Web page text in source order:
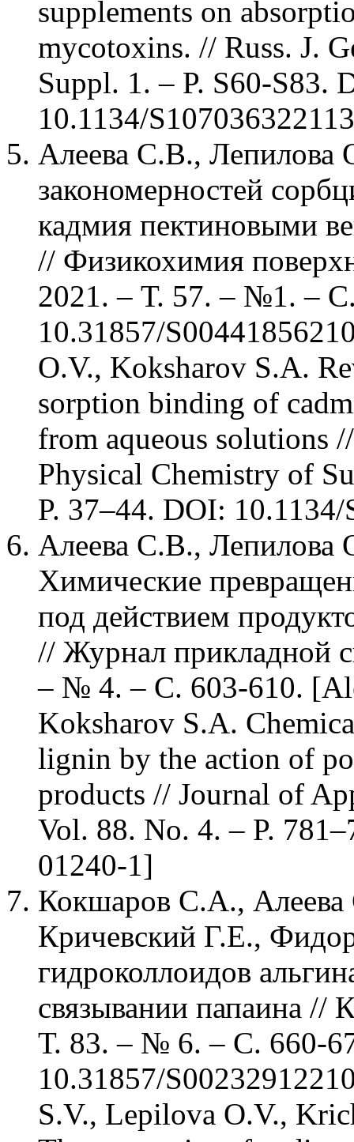
supplements on
mycotoxins. // Russ. J.
Suppl. 1. – P. S60-S83.
10.1134/
Алеева С.В.,
закономерностей
кадмия пектиновыми
// Физикохимия
2021. – Т. 57. – №1. –
10.31857/
O.V., Koksharov S.A.
sorption binding of
from aqueous solutions
Physical Chemistry of
P. 37–44. DOI:
Алеева С.В.,
Химические
под действием
// Журнал прикладной
– № 4. – С. 603-610.
Koksharov S.A.
lignin by the action of
products // Journal of
Vol. 88. No. 4. – P.
01240-1]
Кокшаров С.А.,
Кричевский Г.Е.,
гидроколлоидов
связывании папаина //
Т. 83. – № 6. – С. 660-
10.31857/
S.V., Lepilova O.V.,